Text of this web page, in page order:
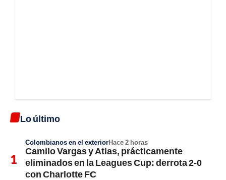
Lo último
Colombianos en el exteriorHace 2 horas
Camilo Vargas y Atlas, prácticamente
eliminados en la Leagues Cup: derrota 2-0
con Charlotte FC